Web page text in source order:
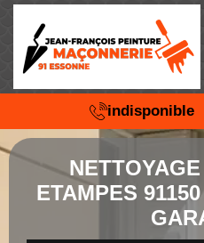
indisponible
ETAMPES